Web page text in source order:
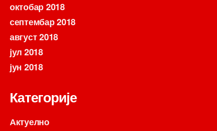
октобар 2018
септембар 2018
август 2018
јул 2018
јун 2018
Категорије
Актуелно